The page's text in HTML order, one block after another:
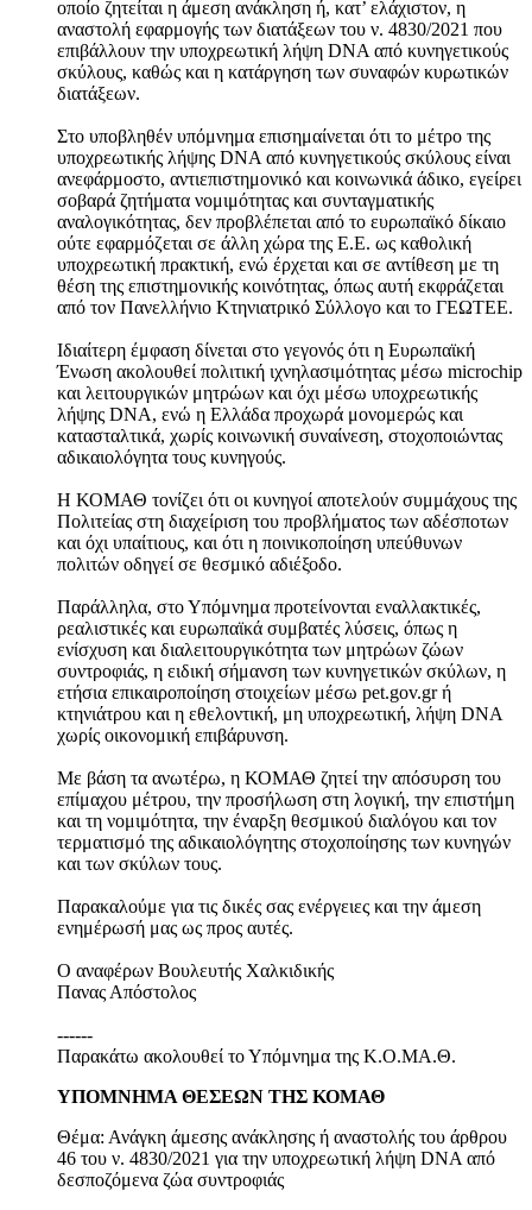
οποίο ζητείται η άμεση ανάκληση ή, κατ’ ελάχιστον, η
αναστολή εφαρμογής των διατάξεων του ν. 4830/2021 που
επιβάλλουν την υποχρεωτική λήψη DNA από κυνηγετικούς
σκύλους, καθώς και η κατάργηση των συναφών κυρωτικών
διατάξεων.
Στο υποβληθέν υπόμνημα επισημαίνεται ότι το μέτρο της
υποχρεωτικής λήψης DNA από κυνηγετικούς σκύλους είναι
ανεφάρμοστο, αντιεπιστημονικό και κοινωνικά άδικο, εγείρει
σοβαρά ζητήματα νομιμότητας και συνταγματικής
αναλογικότητας, δεν προβλέπεται από το ευρωπαϊκό δίκαιο
ούτε εφαρμόζεται σε άλλη χώρα της Ε.Ε. ως καθολική
υποχρεωτική πρακτική, ενώ έρχεται και σε αντίθεση με τη
θέση της επιστημονικής κοινότητας, όπως αυτή εκφράζεται
από τον Πανελλήνιο Κτηνιατρικό Σύλλογο και το ΓΕΩΤΕΕ.
Ιδιαίτερη έμφαση δίνεται στο γεγονός ότι η Ευρωπαϊκή
Ένωση ακολουθεί πολιτική ιχνηλασιμότητας μέσω microchip
και λειτουργικών μητρώων και όχι μέσω υποχρεωτικής
λήψης DNA, ενώ η Ελλάδα προχωρά μονομερώς και
κατασταλτικά, χωρίς κοινωνική συναίνεση, στοχοποιώντας
αδικαιολόγητα τους κυνηγούς.
Η ΚΟΜΑΘ τονίζει ότι οι κυνηγοί αποτελούν συμμάχους της
Πολιτείας στη διαχείριση του προβλήματος των αδέσποτων
και όχι υπαίτιους, και ότι η ποινικοποίηση υπεύθυνων
πολιτών οδηγεί σε θεσμικό αδιέξοδο.
Παράλληλα, στο Υπόμνημα προτείνονται εναλλακτικές,
ρεαλιστικές και ευρωπαϊκά συμβατές λύσεις, όπως η
ενίσχυση και διαλειτουργικότητα των μητρώων ζώων
συντροφιάς, η ειδική σήμανση των κυνηγετικών σκύλων, η
ετήσια επικαιροποίηση στοιχείων μέσω pet.gov.gr ή
κτηνιάτρου και η εθελοντική, μη υποχρεωτική, λήψη DNA
χωρίς οικονομική επιβάρυνση.
Με βάση τα ανωτέρω, η ΚΟΜΑΘ ζητεί την απόσυρση του
επίμαχου μέτρου, την προσήλωση στη λογική, την επιστήμη
και τη νομιμότητα, την έναρξη θεσμικού διαλόγου και τον
τερματισμό της αδικαιολόγητης στοχοποίησης των κυνηγών
και των σκύλων τους.
Παρακαλούμε για τις δικές σας ενέργειες και την άμεση
ενημέρωσή μας ως προς αυτές.
Ο αναφέρων Βουλευτής Χαλκιδικής
Πανας Απόστολος
------
Παρακάτω ακολουθεί το Υπόμνημα της Κ.Ο.ΜΑ.Θ.
ΥΠΟΜΝΗΜΑ ΘΕΣΕΩΝ ΤΗΣ ΚΟΜΑΘ
Θέμα: Ανάγκη άμεσης ανάκλησης ή αναστολής του άρθρου
46 του ν. 4830/2021 για την υποχρεωτική λήψη DNA από
δεσποζόμενα ζώα συντροφιάς